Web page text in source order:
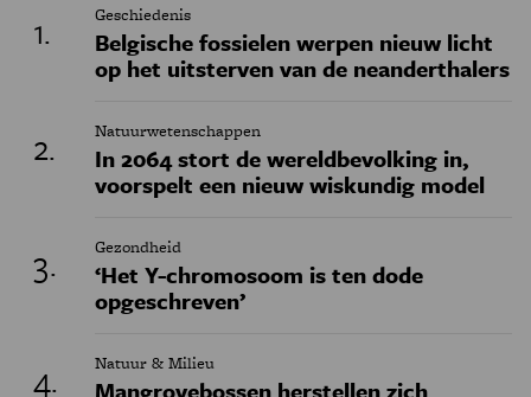
Geschiedenis
Belgische fossielen werpen nieuw licht
op het uitsterven van de neanderthalers
Natuurwetenschappen
In 2064 stort de wereldbevolking in,
voorspelt een nieuw wiskundig model
Gezondheid
‘Het Y-chromosoom is ten dode
opgeschreven’
Natuur & Milieu
Mangrovebossen herstellen zich